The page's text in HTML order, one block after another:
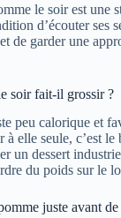
le soir est une
d’écouter ses
de garder une
soir fait-il grossir ?
peu calorique et
à elle seule, c’est
un dessert
du poids sur le
juste avant